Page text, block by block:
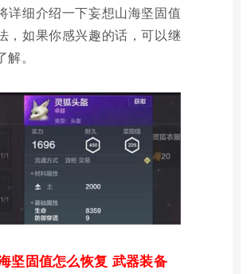
详细介绍一下妄想山海坚固值
，如果你感兴趣的话，可以继
。
坚固值怎么恢复 武器装备